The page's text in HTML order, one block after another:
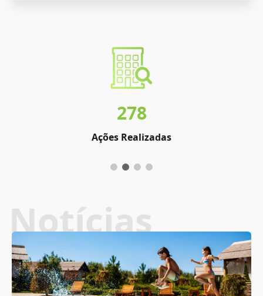
278
Ações Realizadas
Notícias